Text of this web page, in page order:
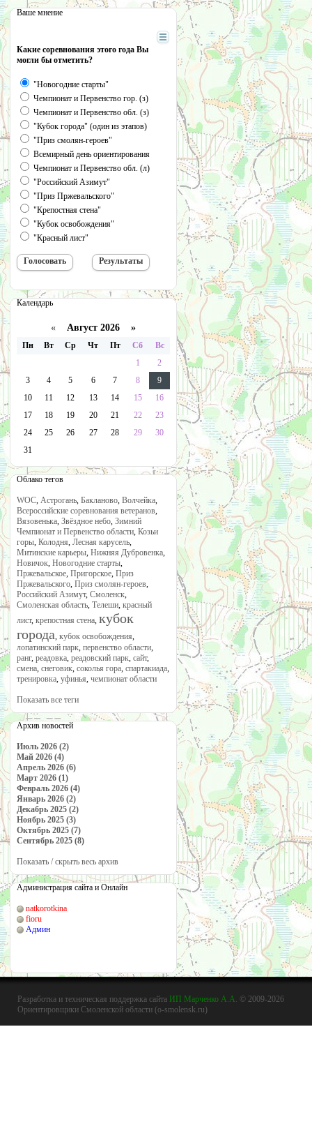
Ваше мнение
Какие соревнования этого года Вы
могли бы отметить?
"Новогодние старты"
Чемпионат и Первенство гор. (з)
Чемпионат и Первенство обл. (з)
"Кубок города" (один из этапов)
"Приз смолян-героев"
Всемирный день ориентирования
Чемпионат и Первенство обл. (л)
"Российский Азимут"
"Приз Пржевальского"
"Крепостная стена"
"Кубок освобождения"
"Красный лист"
Календарь
« Август 2026 »
Пн Вт Ср Чт Пт Сб
Вс
1
2
3
4 5 6 7 8
9
10
11 12 13 14 15
16
17
18 19 20 21 22
23
24
25 26 27 28 29
30
31
Облако тегов
WOC, Астрогань, Бакланово, Волчейка,
Всероссийские соревнования ветеранов,
Вязовенька, Звёздное небо, Зимний
Чемпионат и Первенство области, Козьи
горы, Колодня, Лесная карусель,
Митинские карьеры, Нижняя Дубровенка,
Новичок, Новогодние старты,
Пржевальское, Пригорское, Приз
Пржевальского, Приз смолян-героев,
Российский Азимут, Смоленск,
Смоленская область, Телеши, красный
лист, крепостная стена, кубок
города, кубок освобождения,
лопатинский парк, первенство области,
ранг, реадовка, реадовский парк, сайт,
смена, снеговик, соколья гора, спартакиада,
тренировка, уфинья, чемпионат области
Показать все теги
Архив новостей
Июль 2026 (2)
Май 2026 (4)
Апрель 2026 (6)
Март 2026 (1)
Февраль 2026 (4)
Январь 2026 (2)
Декабрь 2025 (2)
Ноябрь 2025 (3)
Октябрь 2025 (7)
Сентябрь 2025 (8)
Показать / скрыть весь архив
Администрация сайта и Онлайн
natkorotkina
fioru
Админ
Разработка и техническая поддержка сайта ИП Марченко А.А. © 2009-2026
Ориентировщики Смоленской области (o-smolensk.ru)